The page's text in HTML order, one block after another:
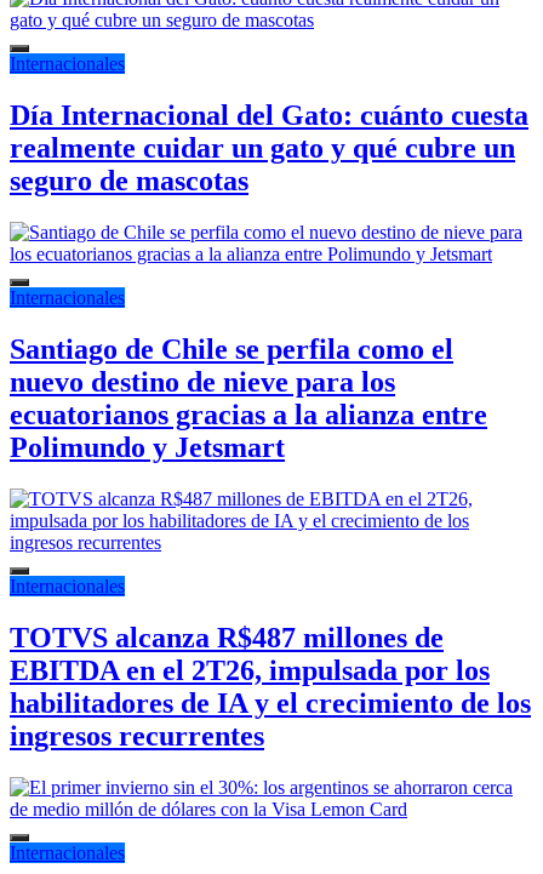
Internacionales
Día Internacional del Gato: cuánto cuesta
realmente cuidar un gato y qué cubre un
seguro de mascotas
Internacionales
Santiago de Chile se perfila como el
nuevo destino de nieve para los
ecuatorianos gracias a la alianza entre
Polimundo y Jetsmart
Internacionales
TOTVS alcanza R$487 millones de
EBITDA en el 2T26, impulsada por los
habilitadores de IA y el crecimiento de los
ingresos recurrentes
Internacionales